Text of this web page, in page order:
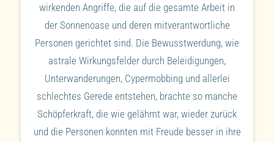
wirkenden Angriffe, die auf die gesamte Arbeit in
der Sonnenoase und deren mitverantwortliche
Personen gerichtet sind. Die Bewusstwerdung, wie
astrale Wirkungsfelder durch Beleidigungen,
Unterwanderungen, Cypermobbing und allerlei
schlechtes Gerede entstehen, brachte so manche
Schöpferkraft, die wie gelähmt war, wieder zurück
und die Personen konnten mit Freude besser in ihre